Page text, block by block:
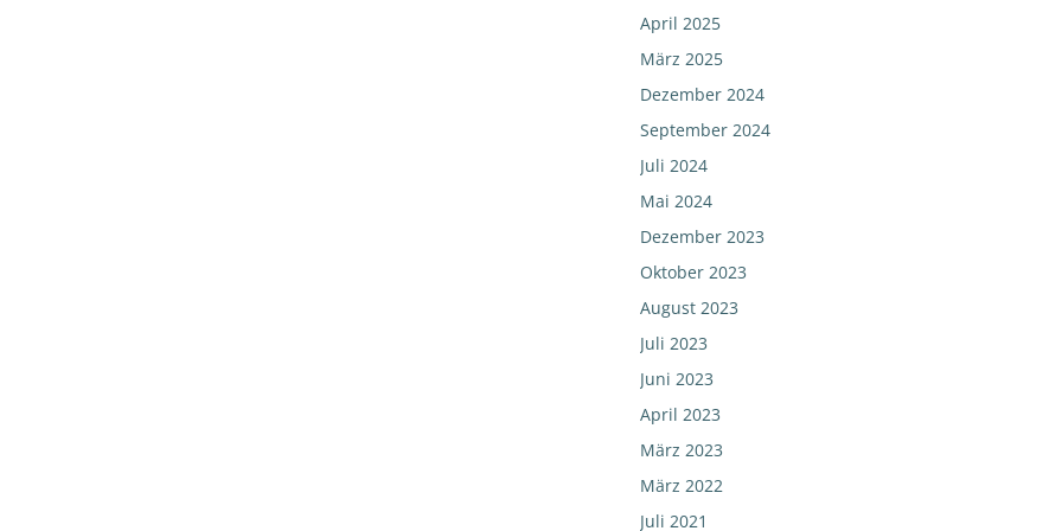
April 2025
März 2025
Dezember 2024
September 2024
Juli 2024
Mai 2024
Dezember 2023
Oktober 2023
August 2023
Juli 2023
Juni 2023
April 2023
März 2023
März 2022
Juli 2021